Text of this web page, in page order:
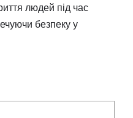
людей під час
безпеку у